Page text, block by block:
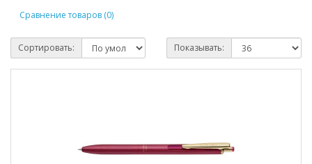
Сравнение товаров (0)
Сортировать: Показывать: